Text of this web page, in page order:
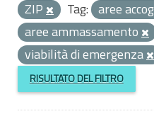
ZIP
Tag: aree
aree ammassamento
viabilità di emergenza
RISULTATO DEL FILTRO